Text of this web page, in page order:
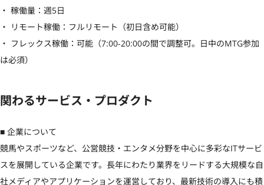
・ 稼働量：週5日
・ リモート稼働：フルリモート（初日含め可能）
・ フレックス稼働：可能（7:00-20:00の間で調整可。日中のMTG参加
は必須）
関わるサービス・プロダクト
■ 企業について
競馬やスポーツなど、公営競技・エンタメ分野を中心に多彩なITサービ
スを展開している企業です。長年にわたり業界をリードする大規模な自
社メディアやアプリケーションを運営しており、最新技術の導入にも積